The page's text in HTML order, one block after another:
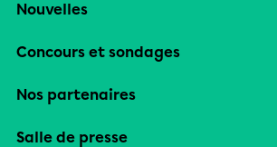
Nouvelles
Concours et sondages
Nos partenaires
Salle de presse